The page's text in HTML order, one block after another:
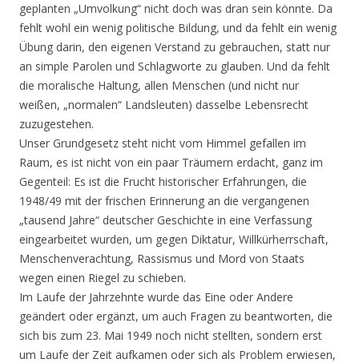
geplanten „Umvolkung“ nicht doch was dran sein könnte. Da
fehlt wohl ein wenig politische Bildung, und da fehlt ein wenig
Übung darin, den eigenen Verstand zu gebrauchen, statt nur
an simple Parolen und Schlagworte zu glauben. Und da fehlt
die moralische Haltung, allen Menschen (und nicht nur
weißen, „normalen“ Landsleuten) dasselbe Lebensrecht
zuzugestehen.
Unser Grundgesetz steht nicht vom Himmel gefallen im
Raum, es ist nicht von ein paar Träumern erdacht, ganz im
Gegenteil: Es ist die Frucht historischer Erfahrungen, die
1948/49 mit der frischen Erinnerung an die vergangenen
„tausend Jahre“ deutscher Geschichte in eine Verfassung
eingearbeitet wurden, um gegen Diktatur, Willkürherrschaft,
Menschenverachtung, Rassismus und Mord von Staats
wegen einen Riegel zu schieben.
Im Laufe der Jahrzehnte wurde das Eine oder Andere
geändert oder ergänzt, um auch Fragen zu beantworten, die
sich bis zum 23. Mai 1949 noch nicht stellten, sondern erst
um Laufe der Zeit aufkamen oder sich als Problem erwiesen,